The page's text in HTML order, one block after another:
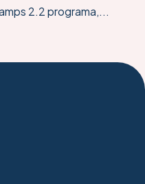
2.2 programa,...